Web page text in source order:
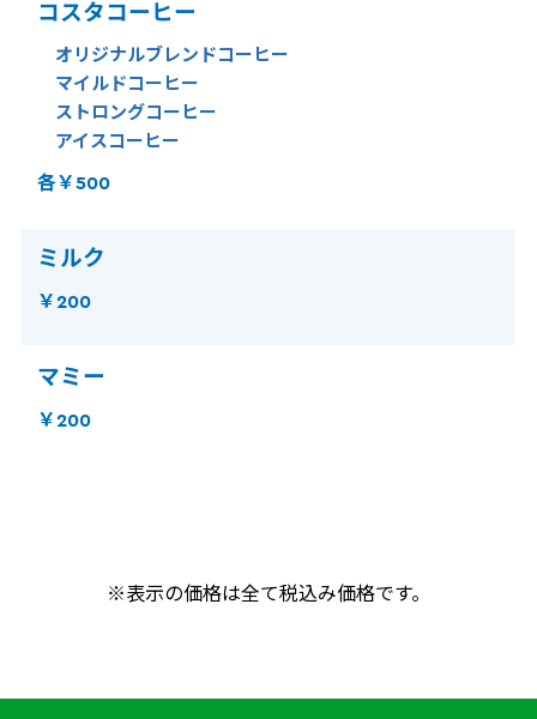
コスタコーヒー
オリジナルブレンドコーヒー
マイルドコーヒー
ストロングコーヒー
アイスコーヒー
各￥500
ミルク
￥200
マミー
￥200
※表示の価格は全て税込み価格です。